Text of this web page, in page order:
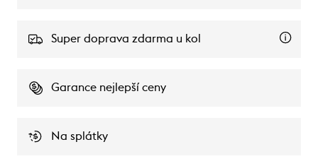
Super doprava zdarma u kol
Garance nejlepší ceny
Na splátky